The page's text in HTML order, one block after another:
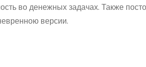
во денежных задачах. Также
версии.